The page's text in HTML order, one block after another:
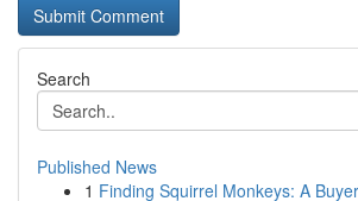
Search
Published News
1 Finding Squirrel Monkeys: A